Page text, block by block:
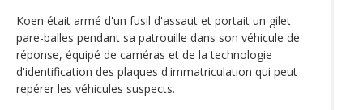
Koen était armé d'un fusil d'assaut et portait un gilet
pare-balles pendant sa patrouille dans son véhicule de
réponse, équipé de caméras et de la technologie
d'identification des plaques d'immatriculation qui peut
repérer les véhicules suspects.